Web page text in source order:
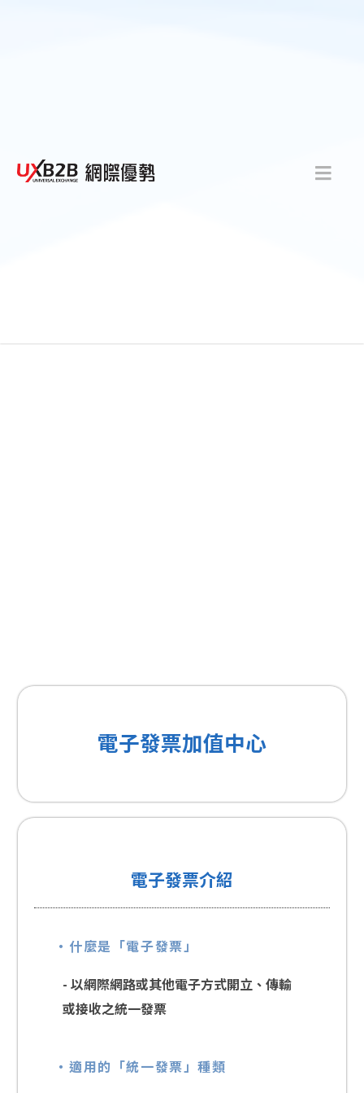
電子發票加值中心
電子發票介紹
‧什麼是「電子發票」
- 以網際網路或其他電子方式開立、傳輸
或接收之統一發票
‧適用的「統一發票」種類